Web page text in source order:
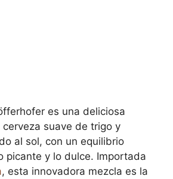
es una deliciosa
suave de trigo y
al sol, con un equilibrio
picante y lo dulce. Importada
, esta innovadora mezcla es la